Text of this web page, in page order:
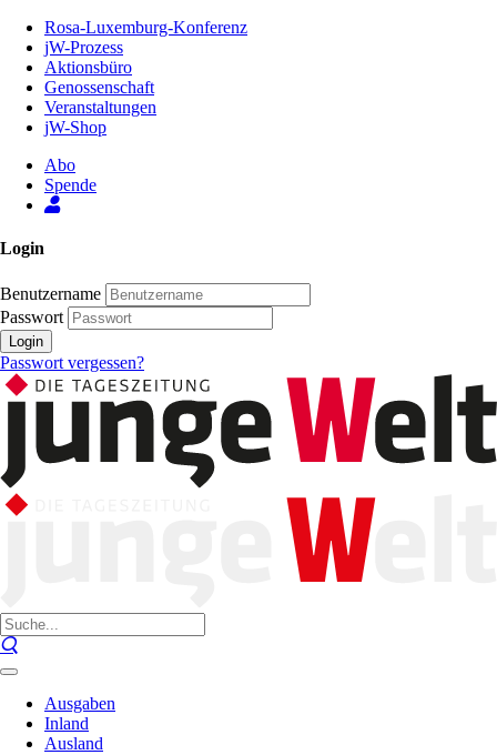
Inhalt
Seite
Rosa-Luxemburg-Konferenz
jW-Prozess
Aktionsbüro
Genossenschaft
Veranstaltungen
jW-Shop
Abo
Spende
Login
Benutzername
Passwort
Login
Passwort vergessen?
Ausgaben
Inland
Ausland